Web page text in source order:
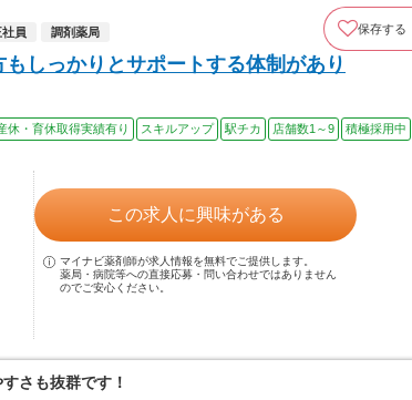
社員 調剤薬局 保存する
しっかりとサポートする体制があり
休・育休取得実績有り スキルアップ 駅チカ 店舗数1～9
積極採用中
この求人に興味がある
マイナビ薬剤師が求人情報を無料でご提供します。
薬局・病院等への直接応募・問い合わせではありません
のでご安心ください。
さも抜群です！